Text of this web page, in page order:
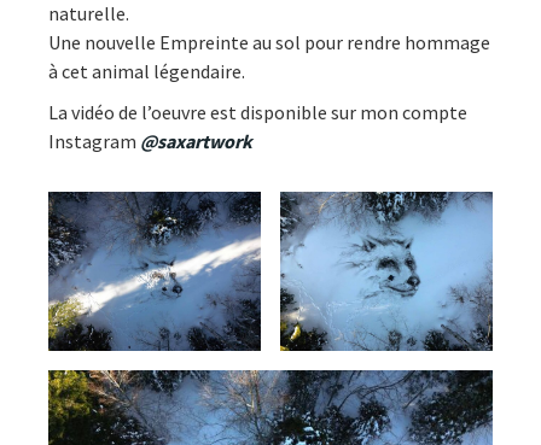
naturelle.
Une nouvelle Empreinte au sol pour rendre hommage
à cet animal légendaire.
La vidéo de l’oeuvre est disponible sur mon compte
Instagram @saxartwork